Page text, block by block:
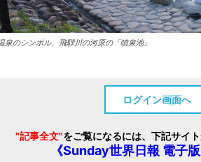
泉のシンボル、飛騨川の河原の「噴泉池」
ログイン画面へ
"記事全文"をご覧になるには、下記サイ
《Sunday世界日報 電子版